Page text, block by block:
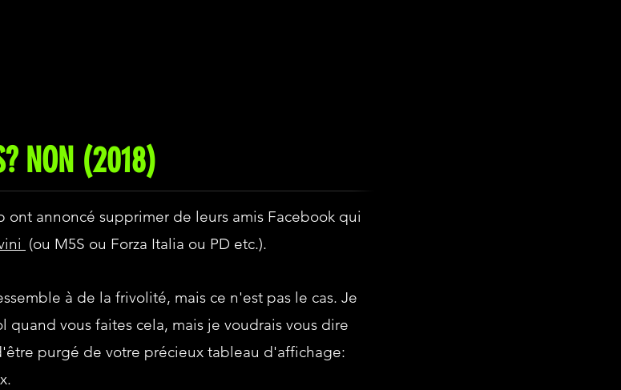
NON (2018)
ont annoncé supprimer de leurs amis Facebook qui
(ou M5S ou Forza Italia ou PD etc.).
à de la frivolité, mais ce n'est pas le cas. Je
quand vous faites cela, mais je voudrais vous dire
purgé de votre précieux tableau d'affichage: